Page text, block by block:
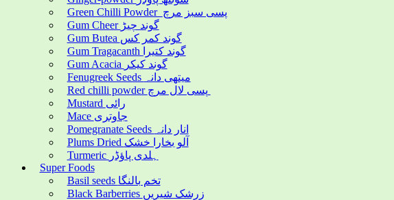
Green Chilli Powder پسی سبز مرچ
Gum Cheer گوند چیڑ
Gum Butea گوند کمر کس
Gum Tragacanth گوند کتیرا
Gum Acacia گوند کیکر
Fenugreek Seeds میتھی دانہ
Mustard رائی
Mace جاوتری
Pomegranate Seeds انار دانہ
Plums Dried آلو بخارا خشک
Turmeric ہلدی پاؤڈر
Super Foods
Basil seeds تخم بالنگا
Black Barberries زرشک شیریں